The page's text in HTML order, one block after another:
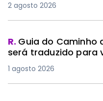
2 agosto 2026
R. Guia do Caminho
será traduzido para
1 agosto 2026